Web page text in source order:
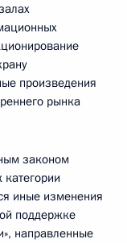
произведения
рынка
законом
иные изменения
поддержке
направленные